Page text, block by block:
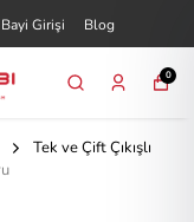
Bayi Girişi Blog
0
Tek ve Çift Çıkışlı